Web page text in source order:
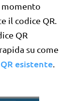
momento
il codice QR.
QR
su come
esistente